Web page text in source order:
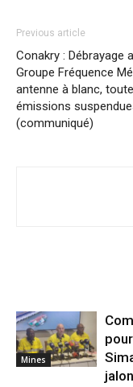
Previous article
Conakry : Débrayage
Groupe Fréquence
antenne à blanc,
émissions
(communiqué)
Mines